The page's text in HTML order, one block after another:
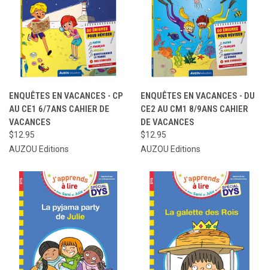
ENQUÊTES EN VACANCES - CP
AU CE1 6/7ANS CAHIER DE
VACANCES
$12.95
AUZOU Editions
ENQUÊTES EN VACANCES - DU
CE2 AU CM1 8/9ANS CAHIER
DE VACANCES
$12.95
AUZOU Editions